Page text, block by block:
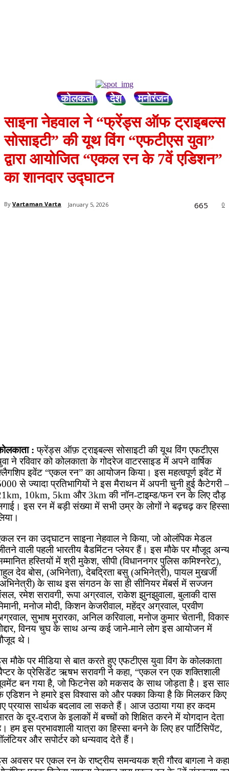
कोलकता देश मनोरंजन
साइना नेहवाल ने “फ्रेंड्स ऑफ ट्राइबल्स
सोसाइटी” की यूथ विंग “एफटीएस युवा”
द्वारा आयोजित “एकल रन के 7वें एडिशन”
का शानदार उद्घाटन
By Vartaman Varta January 5, 2026 0
665
: फ्रेंड्स ऑफ़ ट्राइबल्स सोसाइटी की यूथ विंग एफटीएस
ने रविवार को कोलकाता के गोदरेज वाटरसाइड में अपने वार्षिक
इवेंट “एकल रन” का आयोजन किया। इस महत्वपूर्ण इवेंट में
से ज्यादा प्रतिभागियों ने इस मैराथन में अपनी चुनी हुई कैटेगरी –
10km, 5km और 3km की नॉन-टाइम्ड/फन रन के लिए दौड़
इस रन में बड़ी संख्या में सभी उम्र के लोगों ने बढ़चढ़ कर हिस्सा
रन का उद्घाटन साइना नेहवाल ने किया, जो ओलंपिक मेडल
वाली पहली भारतीय बैडमिंटन प्लेयर हैं। इस मौके पर मौजूद अन्य
हस्तियों में श्री मुकेश, सीपी (विधाननगर पुलिस कमिश्नरेट),
देव बोस, (अभिनेता), देबद्रिता बसु (अभिनेत्री), पायल मुखर्जी
के साथ इस संगठन के सा ही सीनियर मेंबर्स में सज्जन
रमेश सरावगी, रूपा अग्रवाल, राकेश झुनझुवाला, बुलाकी दास
मनोज मोदी, किशन केजरीवाल, महेंद्र अग्रवाल, प्रवीण
सुभाष मुरारका, अनिल करिवाला, मनोज कुमार चेतानी,
विनय चुघ के साथ अन्य कई जाने-माने लोग इस आयोजन में
थे।
मौके पर मीडिया से बात करते हुए एफटीएस युवा विंग के कोलकाता
के प्रेसिडेंट ऋषभ सरावगी ने कहा, “एकल रन एक शक्तिशाली
बन गया है, जो फिटनेस को मकसद के साथ जोड़ता है। इस
एडिशन ने हमारे इस विश्वास को और पक्का किया है कि मिलकर किए
प्रयास सार्थक बदलाव ला सकते हैं। आज उठाया गया हर कदम
के दूर-दराज के इलाकों में बच्चों को शिक्षित करने में योगदान देता
हम इस प्रभावशाली यात्रा का हिस्सा बनने के लिए हर पार्टिसिपेंट,
और सपोर्टर को धन्यवाद देते हैं।
अवसर पर एकल रन के राष्ट्रीय समन्वयक श्री गौरव बागला ने